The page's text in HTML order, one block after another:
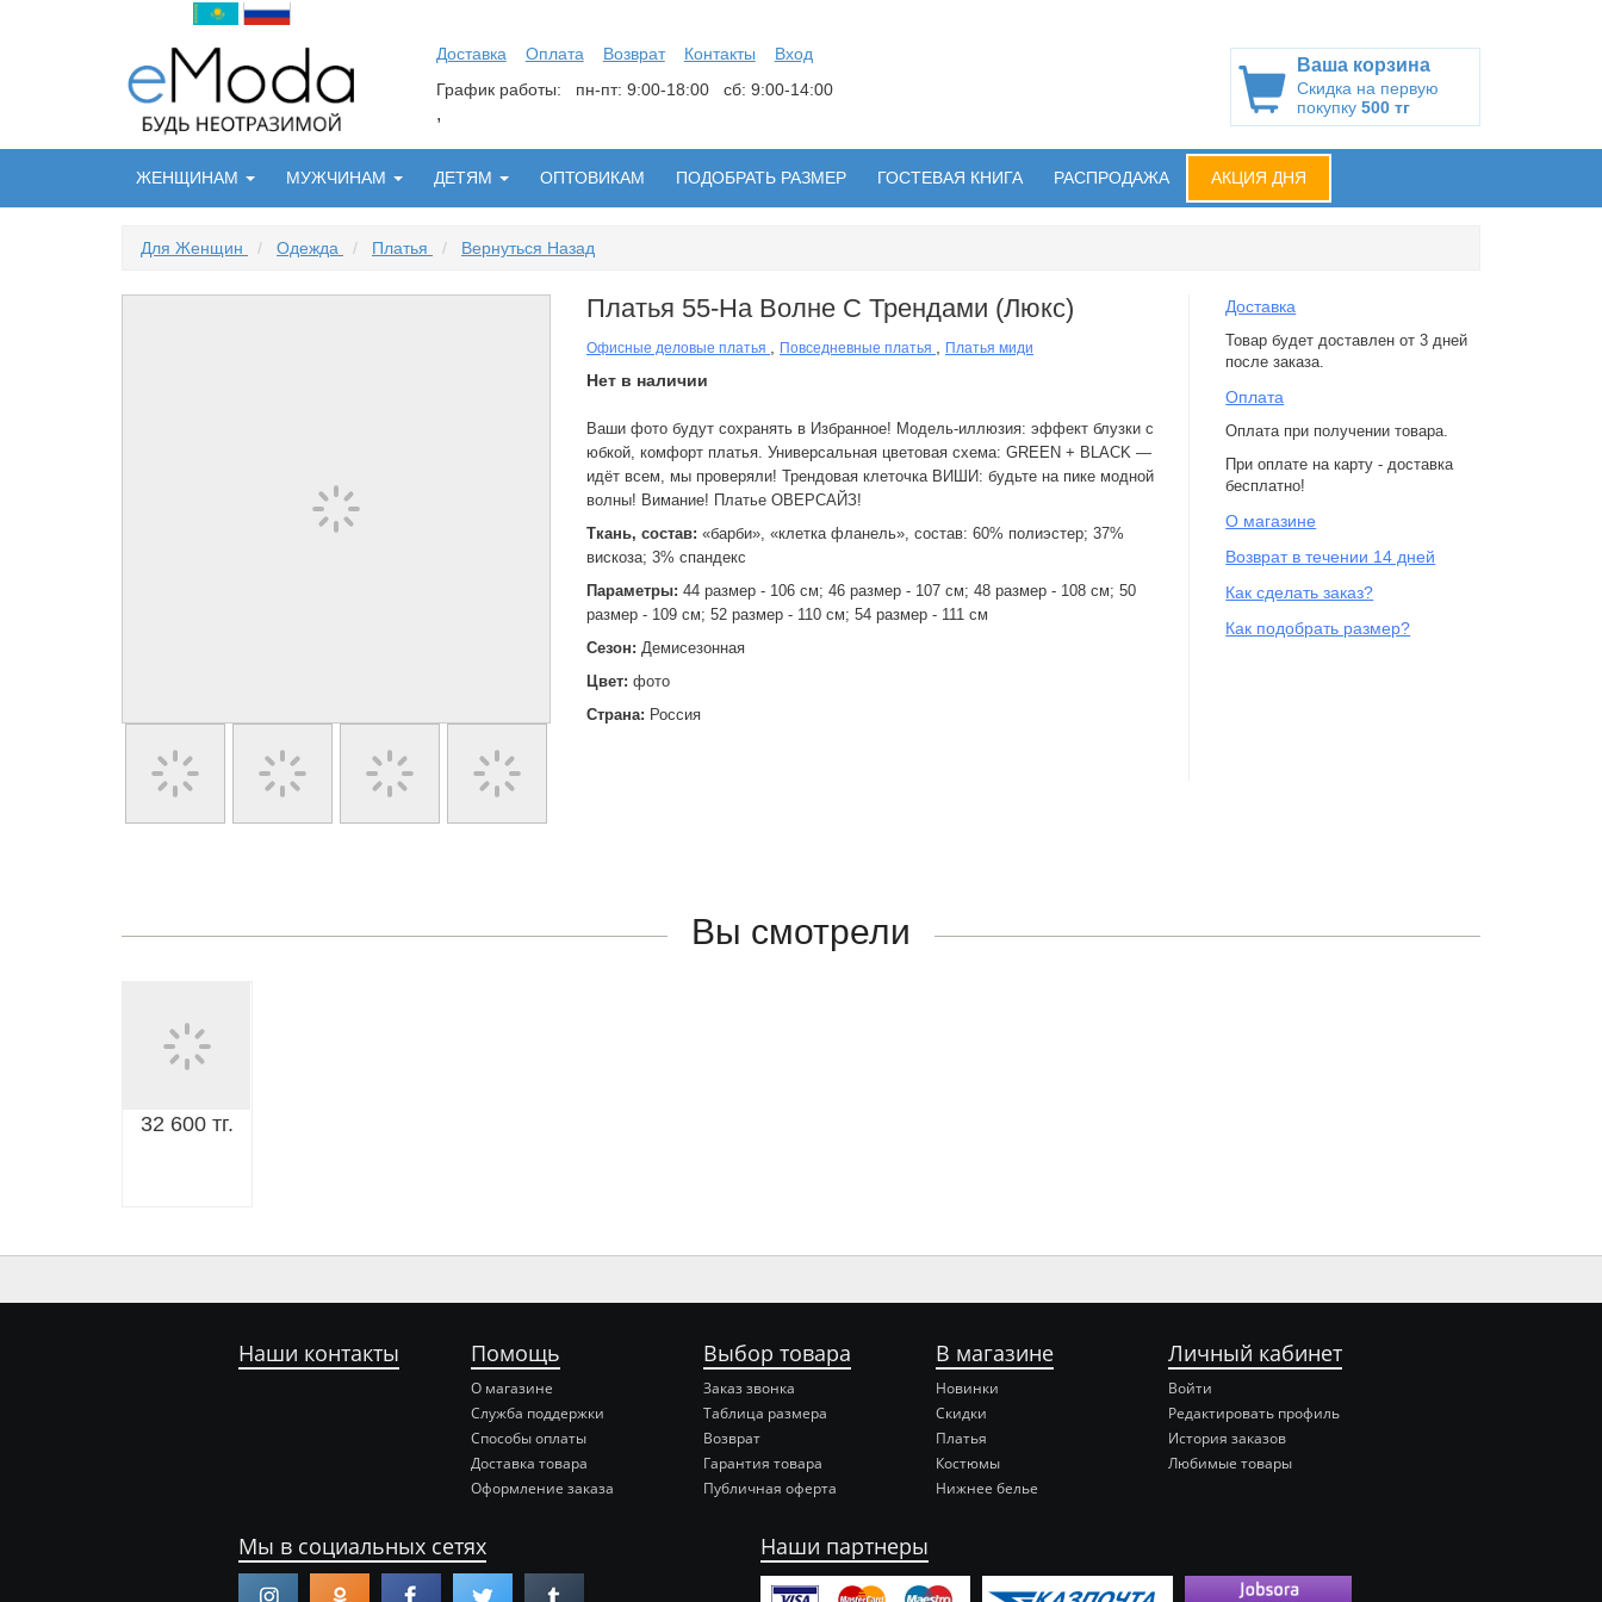
Доставка Оплата Возврат Контакты
Вход
График работы: пн-пт: 9:00-18:00 сб: 9:00-14:00
,
Ваша корзина
Скидка на первую
покупку 500 тг
ЖЕНЩИНАМ МУЖЧИНАМ ДЕТЯМ ОПТОВИКАМ ПОДОБРАТЬ РАЗМЕР ГОСТЕВАЯ КНИГА РАСПРОДАЖА АКЦИЯ ДНЯ
Для Женщин / Одежда / Платья / Вернуться Назад
Платья 55-На Волне С Трендами (люкс)
Офисные деловые платья Повседневные платья Платья миди
Нет в наличии
Ваши фото будут сохранять в Избранное! Модель-иллюзия: эффект блузки с
юбкой, комфорт платья. Универсальная цветовая схема: GREEN + BLACK —
идёт всем, мы проверяли! Трендовая клеточка ВИШИ: будьте на пике модной
волны! Вимание! Платье ОВЕРСАЙЗ!
Ткань, состав: «барби», «клетка фланель», состав: 60% полиэстер; 37%
вискоза; 3% спандекс
Параметры: 44 размер - 106 см; 46 размер - 107 см; 48 размер - 108 см; 50
размер - 109 см; 52 размер - 110 см; 54 размер - 111 см
Сезон: Демисезонная
Цвет: фото
Страна: Россия
Доставка
Товар будет доставлен от 3 дней
после заказа.
Оплата
Оплата при получении товара.
При оплате на карту - доставка
бесплатно!
О магазине
Возврат в течении 14 дней
Как сделать заказ?
Как подобрать размер?
Вы смотрели
32 600 тг.
Наши контакты Помощь
О магазине
Служба поддержки
Способы оплаты
Доставка товара
Оформление заказа
Выбор товара
Заказ звонка
Таблица размера
Возврат
Гарантия товара
Публичная оферта
В магазине
Новинки
Скидки
Платья
Костюмы
Нижнее белье
Личный кабинет
Войти
Редактировать профиль
История заказов
Любимые товары
Мы в социальных сетях Наши партнеры